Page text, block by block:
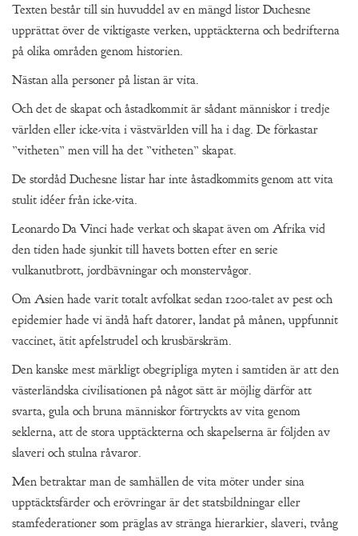
Texten består till sin huvuddel av en mängd listor Duchesne
upprättat över de viktigaste verken, upptäckterna och bedrifterna
på olika områden genom historien.
Nästan alla personer på listan är vita.
Och det de skapat och åstadkommit är sådant människor i tredje
världen eller icke-vita i västvärlden vill ha i dag. De förkastar
”vitheten” men vill ha det ”vitheten” skapat.
De stordåd Duchesne listar har inte åstadkommits genom att vita
stulit idéer från icke-vita.
Leonardo Da Vinci hade verkat och skapat även om Afrika vid
den tiden hade sjunkit till havets botten efter en serie
vulkanutbrott, jordbävningar och monstervågor.
Om Asien hade varit totalt avfolkat sedan 1200-talet av pest och
epidemier hade vi ändå haft datorer, landat på månen, uppfunnit
vaccinet, ätit apfelstrudel och krusbärskräm.
Den kanske mest märkligt obegripliga myten i samtiden är att den
västerländska civilisationen på något sätt är möjlig därför att
svarta, gula och bruna människor förtryckts av vita genom
seklerna, att de stora upptäckterna och skapelserna är följden av
slaveri och stulna råvaror.
Men betraktar man de samhällen de vita möter under sina
upptäcktsfärder och erövringar är det statsbildningar eller
stamfederationer som präglas av stränga hierarkier, slaveri, tvång